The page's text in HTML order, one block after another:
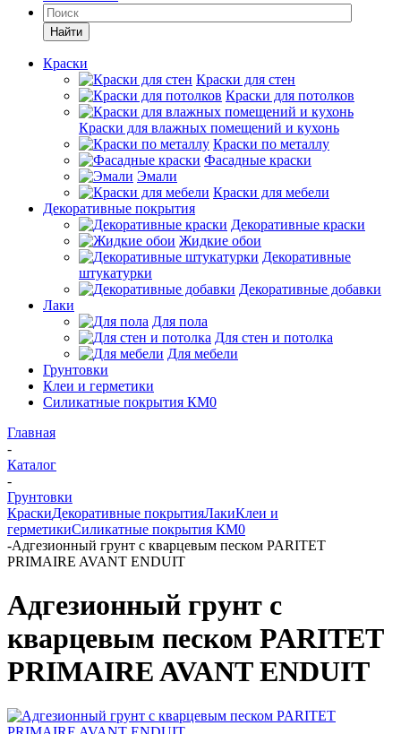
Найти
Краски
Краски для стен
Краски для потолков
Краски для влажных помещений и кухонь
Краски по металлу
Фасадные краски
Эмали
Краски для мебели
Декоративные покрытия
Декоративные краски
Жидкие обои
Декоративные
штукатурки
Декоративные добавки
Лаки
Для пола
Для стен и потолка
Для мебели
Грунтовки
Клеи и герметики
Силикатные покрытия КМ0
Главная
-
Каталог
-
Грунтовки
КраскиДекоративные покрытияЛакиКлеи и
герметикиСиликатные покрытия КМ0
-Адгезионный грунт с кварцевым песком PARITET
PRIMAIRE AVANT ENDUIT
Адгезионный грунт с
кварцевым песком PARITET
PRIMAIRE AVANT ENDUIT